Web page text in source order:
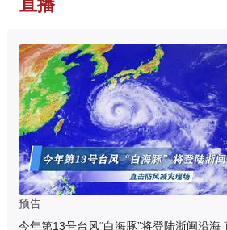
直播
预告
今年第13号台风“白海豚”将登陆浙闽沿海